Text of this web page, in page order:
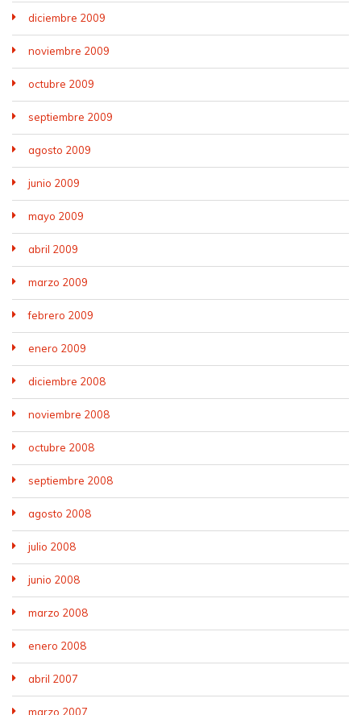
diciembre 2009
noviembre 2009
octubre 2009
septiembre 2009
agosto 2009
junio 2009
mayo 2009
abril 2009
marzo 2009
febrero 2009
enero 2009
diciembre 2008
noviembre 2008
octubre 2008
septiembre 2008
agosto 2008
julio 2008
junio 2008
marzo 2008
enero 2008
abril 2007
marzo 2007